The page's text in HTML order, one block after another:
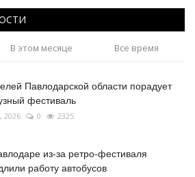
В этом месяце Все время
Павлодарской области порадует
фестиваль
2026 0 2325
из-за ретро-фестиваля
работу автобусов